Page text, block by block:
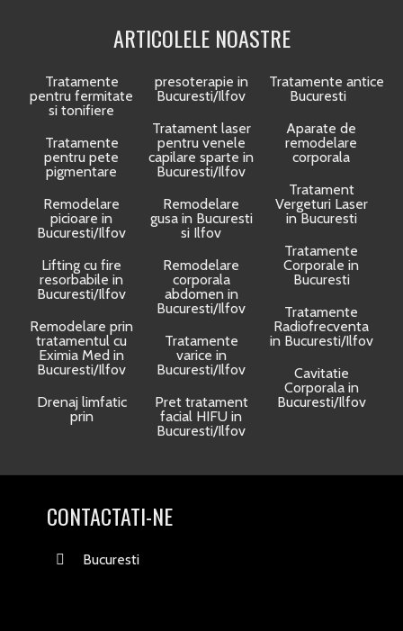
ARTICOLELE NOASTRE
Tratamente
pentru fermitate
si tonifiere
Tratamente
pentru pete
pigmentare
Remodelare
picioare in
Bucuresti/Ilfov
Lifting cu fire
resorbabile in
Bucuresti/Ilfov
Remodelare prin
tratamentul cu
Eximia Med in
Bucuresti/Ilfov
Drenaj limfatic
prin
presoterapie in
Bucuresti/Ilfov
Tratament laser
pentru venele
capilare sparte in
Bucuresti/Ilfov
Remodelare
gusa in Bucuresti
si Ilfov
Remodelare
corporala
abdomen in
Bucuresti/Ilfov
Tratamente
varice in
Bucuresti/Ilfov
Pret tratament
facial HIFU in
Bucuresti/Ilfov
Tratamente
Bucuresti
Aparate de
remodelare
corporala
Tratament
Vergeturi Laser
in Bucuresti
Tratamente
Corporale in
Bucuresti
Tratamente
Radiofrecventa
in Bucuresti/Ilfov
Cavitatie
Corporala in
Bucuresti/Ilfov
CONTACTATI-NE
Bucuresti